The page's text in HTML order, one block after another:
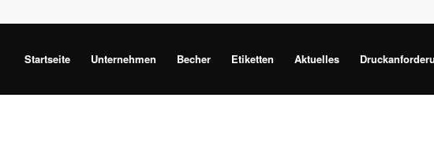
Startseite Unternehmen Becher Etiketten Aktuelles